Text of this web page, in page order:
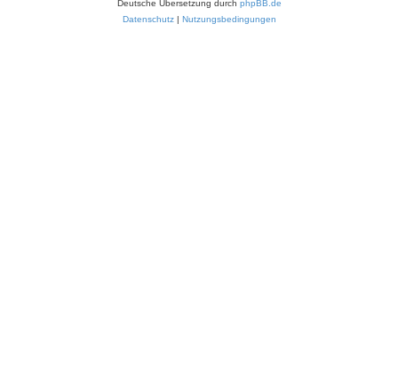
Deutsche Übersetzung durch phpBB.de
Datenschutz| Nutzungsbedingungen